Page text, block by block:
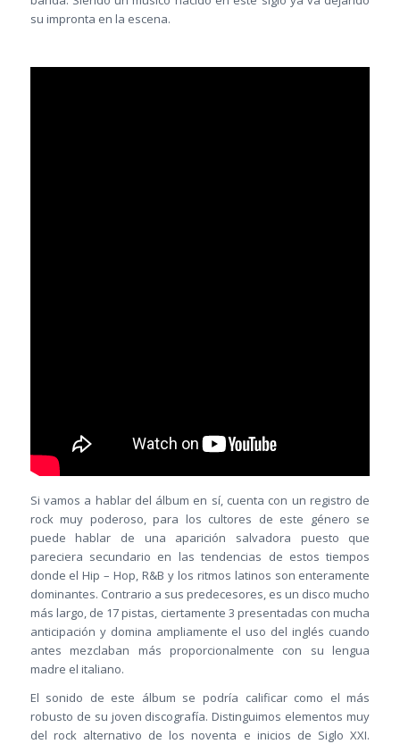
su impronta en la escena.
Si vamos a hablar del álbum en sí, cuenta con un registro de
rock muy poderoso, para los cultores de este género se
puede hablar de una aparición salvadora puesto que
pareciera secundario en las tendencias de estos tiempos
donde el Hip – Hop, R&B y los ritmos latinos son enteramente
dominantes. Contrario a sus predecesores, es un disco mucho
más largo, de 17 pistas, ciertamente 3 presentadas con mucha
anticipación y domina ampliamente el uso del inglés cuando
antes mezclaban más proporcionalmente con su lengua
madre el italiano.
El sonido de este álbum se podría calificar como el más
robusto de su joven discografía. Distinguimos elementos muy
del rock alternativo de los noventa e inicios de Siglo XXI.